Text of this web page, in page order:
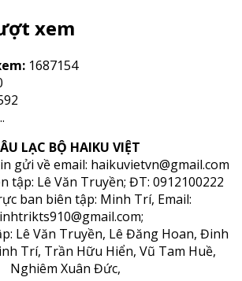
xem
1687154
LẠC BỘ HAIKU VIỆT
gửi về email: haikuvietvn@gmail.com
tập: Lê Văn Truyền; ĐT: 0912100222
ban biên tập: Minh Trí, Email:
Lê Văn Truyền, Lê Đăng Hoan, Đinh
Trí, Trần Hữu Hiển, Vũ Tam Huề,
Nghiêm Xuân Đức,